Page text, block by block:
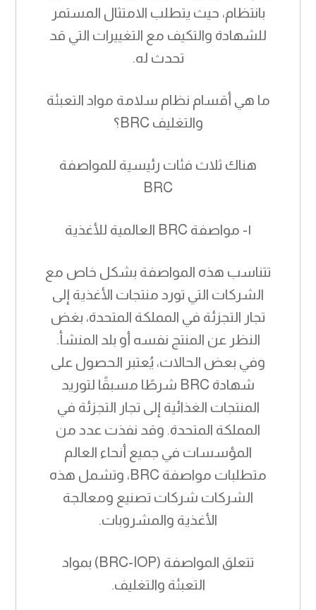
بانتظام، حيث يتطلب الامتثال المستمر
للشهادة والتكيف مع التغييرات التي قد
تحدث له.
ما هي أقسام نظام سلامة مواد التعبئة
والتغليف BRC؟
هناك ثلاث فئات رئيسية للمواصفة
BRC
١- مواصفة BRC العالمية للأغذية
تتناسب هذه المواصفة بشكل خاص مع
الشركات التي تورد منتجات الأغذية إلى
تجار التجزئة في المملكة المتحدة، بغض
النظر عن المنتج نفسه أو بلد المنشأ.
وفي بعض الحالات، يُعتبر الحصول على
شهادة BRC شرطًا مسبقًا لتوريد
المنتجات الغذائية إلى تجار التجزئة في
المملكة المتحدة. وقد نفذت عدد من
المؤسسات في جميع أنحاء العالم
متطلبات مواصفة BRC، وتشمل هذه
الشركات شركات تصنيع ومعالجة
الأغذية والمشروبات.
تتعلق المواصفة (BRC-IOP) بمواد
التعبئة والتغليف.